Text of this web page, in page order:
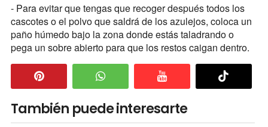
- Para evitar que tengas que recoger después todos los
cascotes o el polvo que saldrá de los azulejos, coloca un
paño húmedo bajo la zona donde estás taladrando o
pega un sobre abierto para que los restos caigan dentro.
También puede interesarte